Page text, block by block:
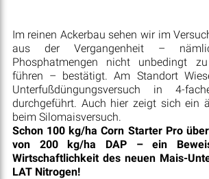
Im reinen Ackerbau sehen wir im
aus der Vergangenheit –
Phosphatmengen nicht unbedingt
führen – bestätigt. Am Standort
Unterfußdüngungsversuch in 4-
durchgeführt. Auch hier zeigt sich ein
beim Silomaisversuch.
Schon 100 kg/ha Corn Starter Pro
von 200 kg/ha DAP – ein
Wirtschaftlichkeit des neuen Mais-
LAT Nitrogen!